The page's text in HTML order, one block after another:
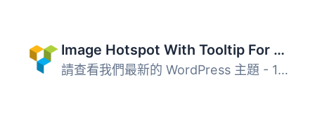
Image Hotspot With Tooltip For WPBakery Page Builder (formerly Visual Composer)
請查看我們最新的 WordPress 主題 - 100% 免費 此外掛將在單...